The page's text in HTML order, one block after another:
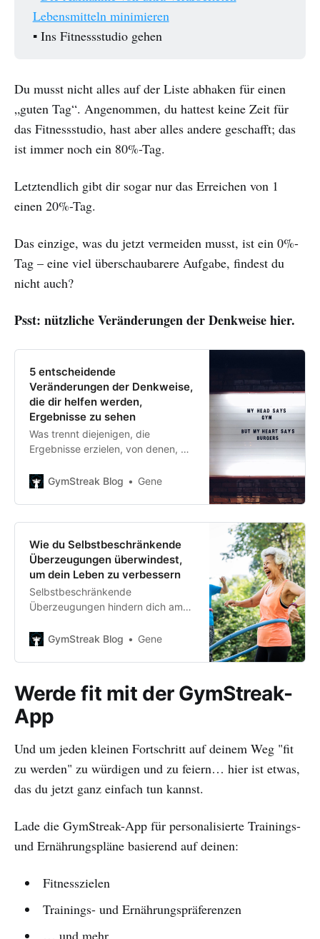
Lebensmitteln minimieren
▪️ Ins Fitnessstudio gehen
Du musst nicht alles auf der Liste abhaken für einen
„guten Tag“. Angenommen, du hattest keine Zeit für
das Fitnessstudio, hast aber alles andere geschafft; das
ist immer noch ein 80%-Tag.
Letztendlich gibt dir sogar nur das Erreichen von 1
einen 20%-Tag.
Das einzige, was du jetzt vermeiden musst, ist ein 0%-
Tag – eine viel überschaubarere Aufgabe, findest du
nicht auch?
Psst: nützliche Veränderungen der Denkweise hier.
5 entscheidende
Veränderungen der Denkweise,
die dir helfen werden,
Ergebnisse zu sehen
Was trennt diejenigen, die
Ergebnisse erzielen, von denen, die
Entdecke die 5 Denkweisen, die du
gehören.
GymStreak Blog Gene
Wie du Selbstbeschränkende
Überzeugungen überwindest,
um dein Leben zu verbessern
Selbstbeschränkende
Überzeugungen hindern dich am
feststecken, uninspiriert und
befreien kannst.
GymStreak Blog Gene
Werde fit mit der GymStreak-
App
Und um jeden kleinen Fortschritt auf deinem Weg "fit
zu werden" zu würdigen und zu feiern… hier ist etwas,
das du jetzt ganz einfach tun kannst.
Lade die GymStreak-App für personalisierte Trainings-
und Ernährungspläne basierend auf deinen:
Fitnesszielen
Trainings- und Ernährungspräferenzen
… und mehr